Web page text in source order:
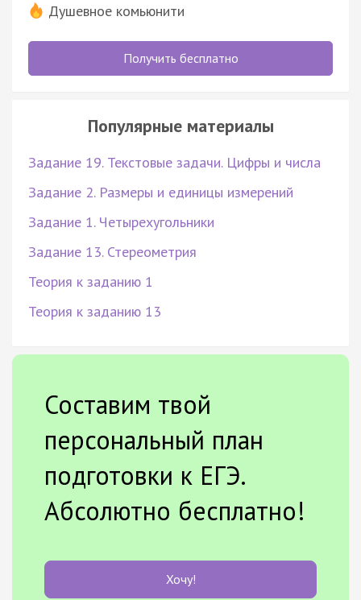
Душевное комьюнити
Получить бесплатно
Популярные материалы
Задание 19. Текстовые задачи. Цифры и числа
Задание 2. Размеры и единицы измерений
Задание 1. Четырехугольники
Задание 13. Стереометрия
Теория к заданию 1
Теория к заданию 13
Составим твой
персональный план
подготовки к ЕГЭ.
Абсолютно бесплатно!
Хочу!